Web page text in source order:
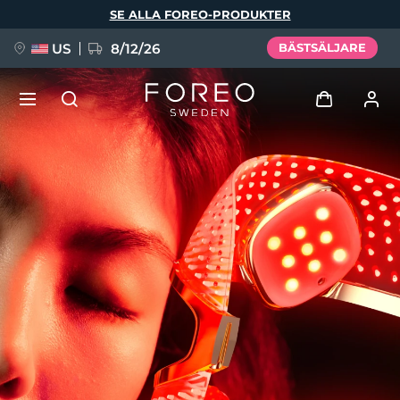
SE ALLA FOREO-PRODUKTER
US 8/12/26 BÄSTSÄLJARE
Logga in
Användarprofil
Mina enheter
Mina beställningar
Mina adresser
Mina prenumerationer
NYHET
FAQ™ Pure Beauty-Tech Elixir
BREAKING NEWS
issa™ Teeth Whitening Set
Språk
English Deutsch
Español
Français
Italiano
Português
Polski
Svenska
Русский
Türkçe
简体中文 繁體中文